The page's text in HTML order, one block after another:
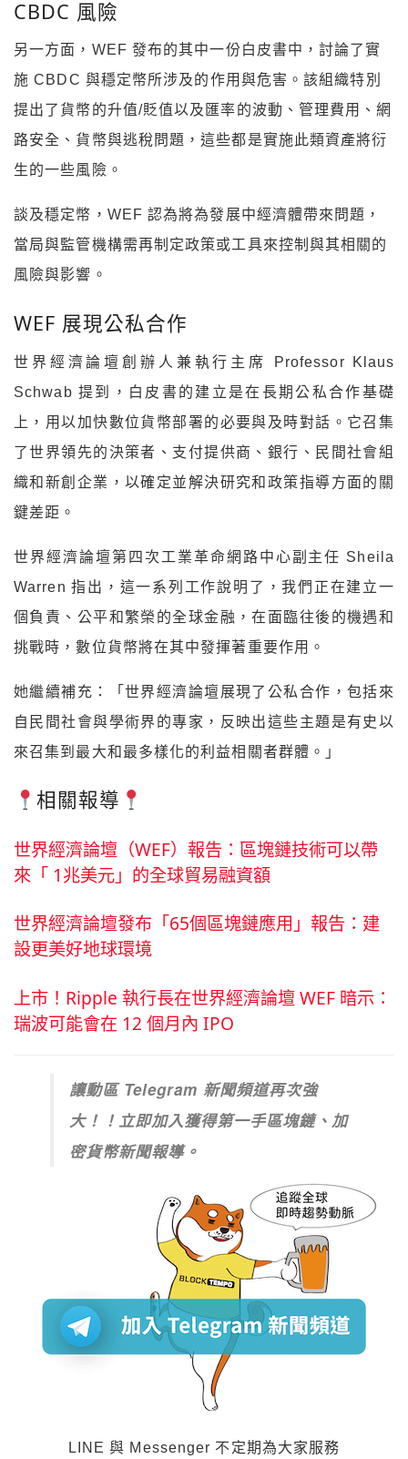
CBDC 風險
另一方面，WEF 發布的其中一份白皮書中，討論了實
施 CBDC 與穩定幣所涉及的作用與危害。該組織特別
提出了貨幣的升值/貶值以及匯率的波動、管理費用、網
路安全、貨幣與逃稅問題，這些都是實施此類資產將衍
生的一些風險。
談及穩定幣，WEF 認為將為發展中經濟體帶來問題，
當局與監管機構需再制定政策或工具來控制與其相關的
風險與影響。
WEF 展現公私合作
世界經濟論壇創辦人兼執行主席 Professor Klaus
Schwab 提到，白皮書的建立是在長期公私合作基礎
上，用以加快數位貨幣部署的必要與及時對話。它召集
了世界領先的決策者、支付提供商、銀行、民間社會組
織和新創企業，以確定並解決研究和政策指導方面的關
鍵差距。
世界經濟論壇第四次工業革命網路中心副主任 Sheila
Warren 指出，這一系列工作說明了，我們正在建立一
個負責、公平和繁榮的全球金融，在面臨往後的機遇和
挑戰時，數位貨幣將在其中發揮著重要作用。
她繼續補充：「世界經濟論壇展現了公私合作，包括來
自民間社會與學術界的專家，反映出這些主題是有史以
來召集到最大和最多樣化的利益相關者群體。」
相關報導
世界經濟論壇（WEF）報告：區塊鏈技術可以帶
來「 1兆美元」的全球貿易融資額
世界經濟論壇發布「65個區塊鏈應用」報告：建
設更美好地球環境
上市！Ripple 執行長在世界經濟論壇 WEF 暗示：
瑞波可能會在 12 個月內 IPO
讓動區 Telegram 新聞頻道再次強
大！！立即加入獲得第一手區塊鏈、加
密貨幣新聞報導。
LINE 與 Messenger 不定期為大家服務